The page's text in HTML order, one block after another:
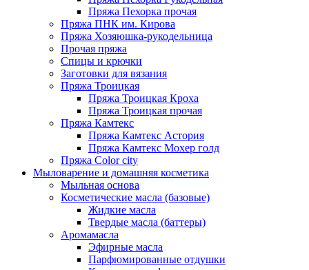
Пряжа Пехорка прочая
Пряжа ПНК им. Кирова
Пряжа Хозяюшка-рукодельница
Прочая пряжа
Спицы и крючки
Заготовки для вязания
Пряжа Троицкая
Пряжа Троицкая Кроха
Пряжа Троицкая прочая
Пряжа Камтекс
Пряжа Камтекс Астория
Пряжа Камтекс Мохер голд
Пряжа Color city
Мыловарение и домашняя косметика
Мыльная основа
Косметические масла (базовые)
Жидкие масла
Твердые масла (баттеры)
Аромамасла
Эфирные масла
Парфюмированные отдушки